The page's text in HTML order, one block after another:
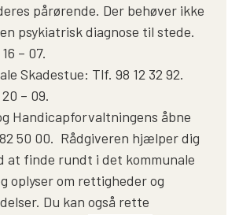
pårørende. Der behøver ikke
psykiatrisk diagnose til stede.
– 07.
Skadestue: Tlf. 98 12 32 92.
– 09.
Handicapforvaltningens åbne
50 00. Rådgiveren hjælper dig
at finde rundt i det kommunale
oplyser om rettigheder og
Du kan også rette